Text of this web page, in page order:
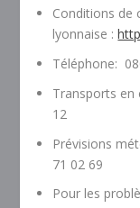
Conditions de
lyonnaise :
Téléphone:
Transports
12
Prévisions
71 02 69
Pour les